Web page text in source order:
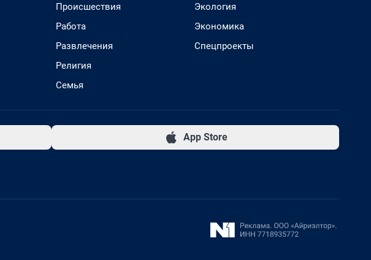
Происшествия
Работа
Развлечения
Религия
Семья
Экология
Экономика
Спецпроекты
App Store